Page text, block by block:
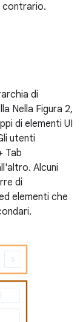
contrario.
di
Nella Figura 2,
di elementi UI
utenti
Tab
Alcuni
di
elementi che